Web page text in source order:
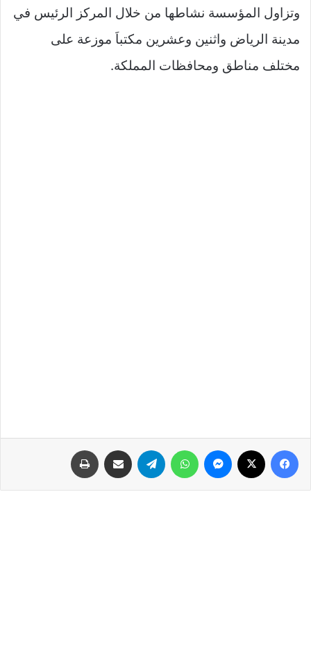
وتزاول المؤسسة نشاطها من خلال المركز الرئيس في
مدينة الرياض واثنين وعشرين مكتباَ موزعة على
مختلف مناطق ومحافظات المملكة.
فيسبوك ماسنجر واتساب تيلقرام مشاركة عبر البريد